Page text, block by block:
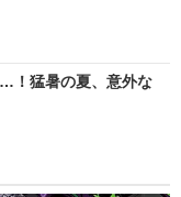
…！猛暑の夏、意外な